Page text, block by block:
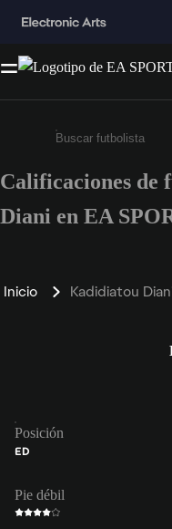
Ingresa un
Calificaciones de
Diani en EA
Inicio Kadidiatou
Posición
ED
Pie débil